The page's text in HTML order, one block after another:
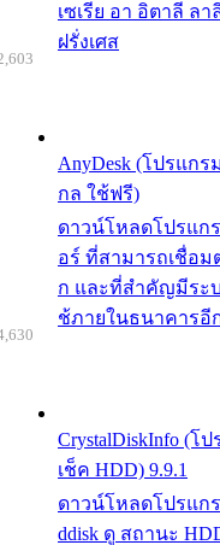
เซเรีย อา อิตาลี ล
ฝรั่งเศส
AnyDesk (โปรแก
กล ใช้ฟรี)
ดาวน์โหลดโปรแก
อร์ ที่สามารถเชื่อ
ก และที่สำคัญมีระ
ช้ภายในธนาคารอี
CrystalDiskInfo (โ
เช็ค HDD) 9.9.1
ดาวน์โหลดโปรแกร
ddisk ดู สถานะ